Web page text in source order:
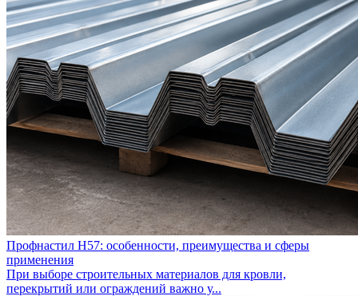
Профнастил Н57: особенности, преимущества и сферы
применения
При выборе строительных материалов для кровли,
перекрытий или ограждений важно у...